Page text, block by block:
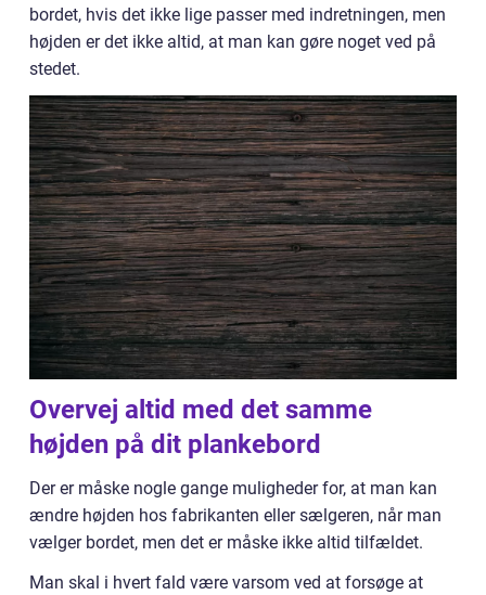
bordet, hvis det ikke lige passer med indretningen, men
højden er det ikke altid, at man kan gøre noget ved på
stedet.
Overvej altid med det samme
højden på dit plankebord
Der er måske nogle gange muligheder for, at man kan
ændre højden hos fabrikanten eller sælgeren, når man
vælger bordet, men det er måske ikke altid tilfældet.
Man skal i hvert fald være varsom ved at forsøge at